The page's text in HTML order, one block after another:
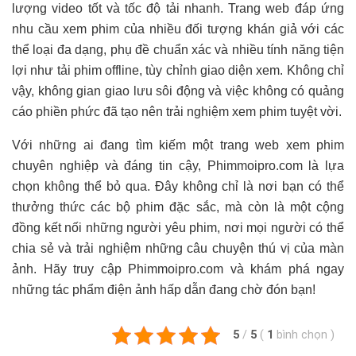
lượng video tốt và tốc độ tải nhanh. Trang web đáp ứng
nhu cầu xem phim của nhiều đối tượng khán giả với các
thể loại đa dạng, phụ đề chuẩn xác và nhiều tính năng tiện
lợi như tải phim offline, tùy chỉnh giao diện xem. Không chỉ
vậy, không gian giao lưu sôi động và việc không có quảng
cáo phiền phức đã tạo nên trải nghiệm xem phim tuyệt vời.
Với những ai đang tìm kiếm một trang web xem phim
chuyên nghiệp và đáng tin cậy, Phimmoipro.com là lựa
chọn không thể bỏ qua. Đây không chỉ là nơi bạn có thể
thưởng thức các bộ phim đặc sắc, mà còn là một cộng
đồng kết nối những người yêu phim, nơi mọi người có thể
chia sẻ và trải nghiệm những câu chuyện thú vị của màn
ảnh. Hãy truy cập Phimmoipro.com và khám phá ngay
những tác phẩm điện ảnh hấp dẫn đang chờ đón bạn!
5 / 5 ( 1 bình chọn )